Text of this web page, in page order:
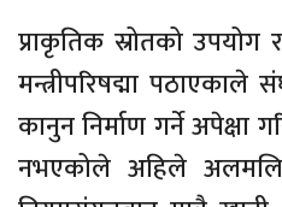
प्राकृतिक स्रोतको उपयोग
मन्त्रीपरिषद्मा
कानुन निर्माण गर्ने अपेक्षा
नभएकोले अहिले